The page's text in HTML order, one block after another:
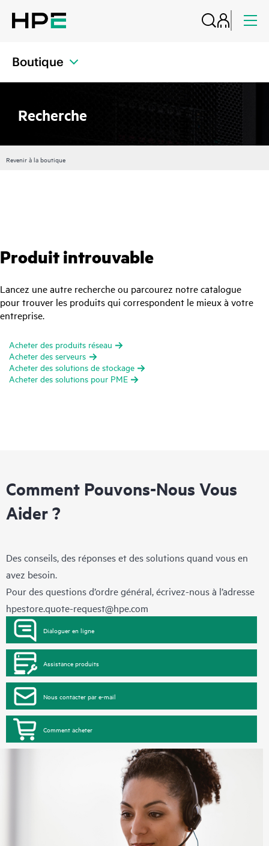
Boutique
Recherche
Revenir à la boutique
Produit introuvable
Lancez une autre recherche ou parcourez notre catalogue
pour trouver les produits qui correspondent le mieux à votre
entreprise.
Acheter des produits réseau
Acheter des serveurs
Acheter des solutions de stockage
Acheter des solutions pour PME
Comment Pouvons-Nous Vous
Aider ?
Des conseils, des réponses et des solutions quand vous en
avez besoin.
Pour des questions d’ordre général, écrivez-nous à l’adresse
hpestore.quote-request@hpe.com
Dialoguer en ligne
Assistance produits
Nous contacter par e-mail
Comment acheter